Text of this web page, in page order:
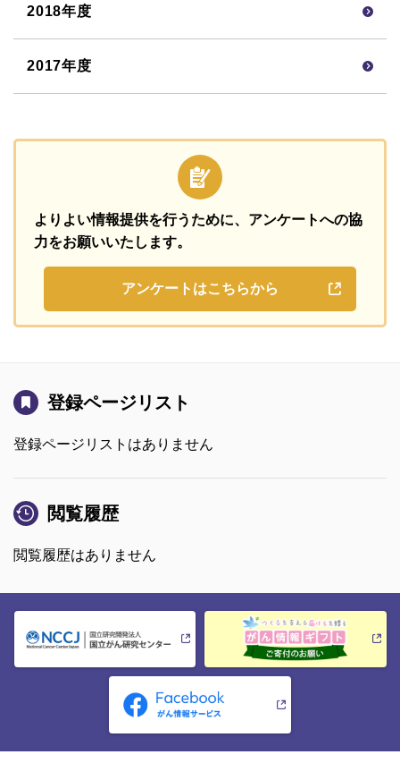
2018年度
2017年度
よりよい情報提供を行うために、 アンケートへの協
力をお願いいたします。
アンケートはこちらから
登録ページリスト
登録ページリストはありません
閲覧履歴
閲覧履歴はありません